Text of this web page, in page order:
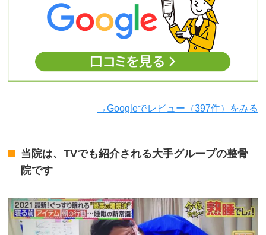
→Googleでレビュー（397件）をみる
当院は、TVでも紹介される大手グループの整骨
院です